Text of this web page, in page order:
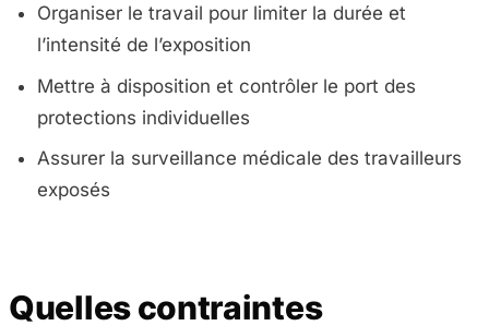
Organiser le travail pour limiter la durée et
l’intensité de l’exposition
Mettre à disposition et contrôler le port des
protections individuelles
Assurer la surveillance médicale des travailleurs
exposés
Quelles contraintes